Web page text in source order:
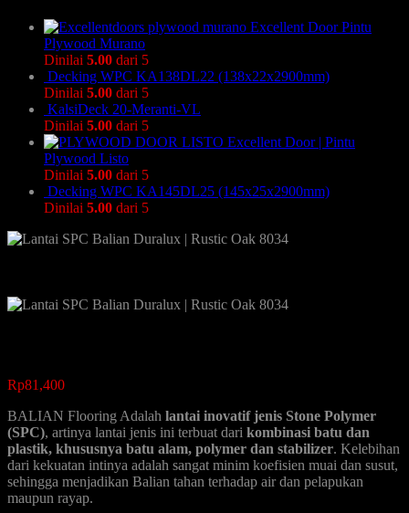
Excellent Door Pintu
Plywood Murano
Dinilai 5.00 dari 5
Decking WPC KA138DL22 (138x22x2900mm)
Dinilai 5.00 dari 5
KalsiDeck 20-Meranti-VL
Dinilai 5.00 dari 5
Excellent Door | Pintu
Plywood Listo
Dinilai 5.00 dari 5
Decking WPC KA145DL25 (145x25x2900mm)
Dinilai 5.00 dari 5
Rp81,400
BALIAN Flooring Adalah lantai inovatif jenis Stone Polymer
(SPC), artinya lantai jenis ini terbuat dari kombinasi batu dan
plastik, khususnya batu alam, polymer dan stabilizer. Kelebihan
dari kekuatan intinya adalah sangat minim koefisien muai dan susut,
sehingga menjadikan Balian tahan terhadap air dan pelapukan
maupun rayap.